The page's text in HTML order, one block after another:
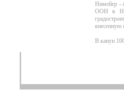
Нимейер -
ООН в
В канун